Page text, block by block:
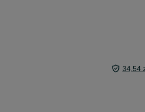
34,54